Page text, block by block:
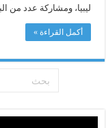
ليبيا، ومشاركة عدد من
أكمل القراءة »